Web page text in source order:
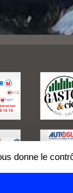
donne le